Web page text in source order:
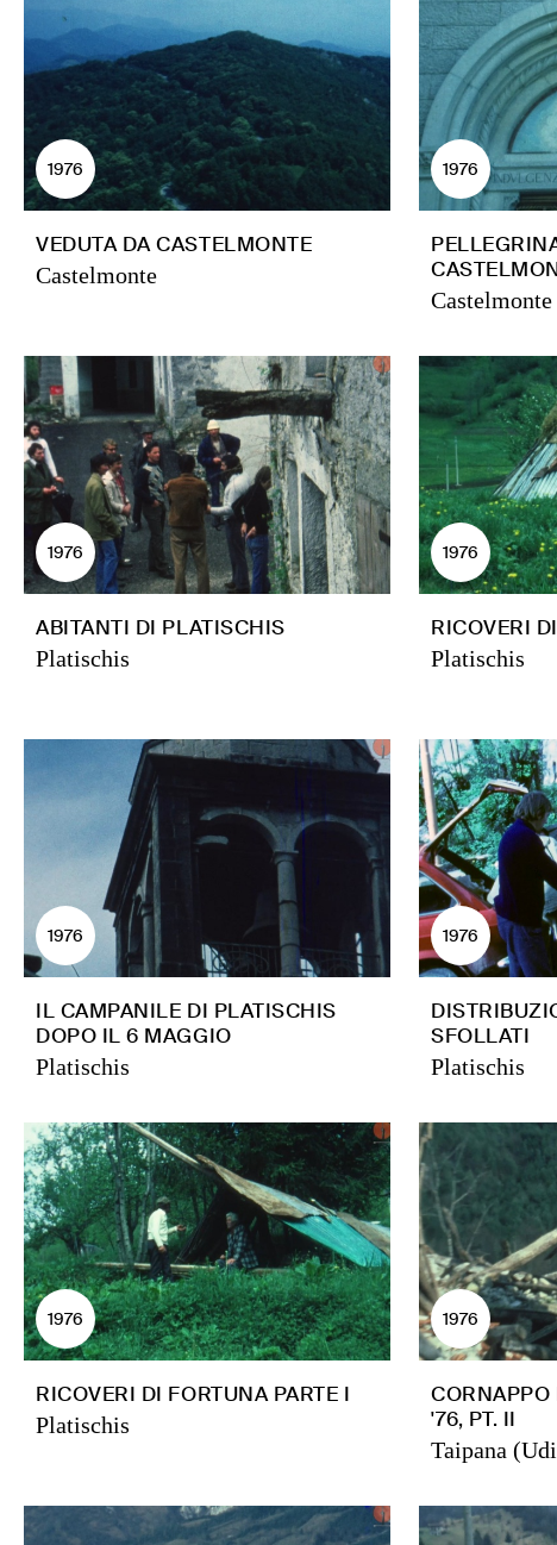
1976
VEDUTA DA CASTELMONTE
Castelmonte
1976
Castelmonte
1976
ABITANTI DI PLATISCHIS
Platischis
1976
RICOVERI
Platischis
1976
IL CAMPANILE DI PLATISCHIS
DOPO IL 6 MAGGIO
Platischis
1976
SFOLLATI
Platischis
1976
RICOVERI DI FORTUNA PARTE I
Platischis
1976
CORNAPPO
'76, PT. II
Taipana